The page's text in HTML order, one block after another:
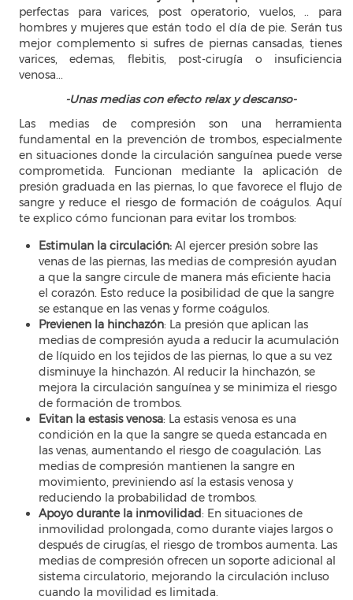
perfectas para
varices, post operatorio, vuelos, .. para
hombres y mujeres que están todo el día de pie. Serán tus
mejor complemento si sufres de piernas cansadas, tienes
varices, edemas, flebitis, post-cirugía o insuficiencia
venosa...
-Unas medias con efecto relax y descanso-
Las medias de compresión son una herramienta
fundamental en la prevención de trombos, especialmente
en situaciones donde la circulación sanguínea puede verse
comprometida. Funcionan mediante la aplicación de
presión graduada en las piernas, lo que favorece el flujo de
sangre y reduce el riesgo de formación de coágulos. Aquí
te explico cómo funcionan para evitar los trombos:
Estimulan la circulación: Al ejercer presión sobre las
venas de las piernas, las medias de compresión ayudan
a que la sangre circule de manera más eficiente hacia
el corazón. Esto reduce la posibilidad de que la sangre
se estanque en las venas y forme coágulos.
Previenen la hinchazón: La presión que aplican las
medias de compresión ayuda a reducir la acumulación
de líquido en los tejidos de las piernas, lo que a su vez
disminuye la hinchazón. Al reducir la hinchazón, se
mejora la circulación sanguínea y se minimiza el riesgo
de formación de trombos.
Evitan la estasis venosa: La estasis venosa es una
condición en la que la sangre se queda estancada en
las venas, aumentando el riesgo de coagulación. Las
medias de compresión mantienen la sangre en
movimiento, previniendo así la estasis venosa y
reduciendo la probabilidad de trombos.
Apoyo durante la inmovilidad: En situaciones de
inmovilidad prolongada, como durante viajes largos o
después de cirugías, el riesgo de trombos aumenta. Las
medias de compresión ofrecen un soporte adicional al
sistema circulatorio, mejorando la circulación incluso
cuando la movilidad es limitada.